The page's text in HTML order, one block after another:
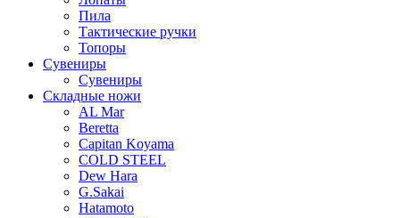
Пила
Тактические ручки
Топоры
Сувениры
Сувениры
Складные ножи
AL Mar
Beretta
Capitan Koyama
COLD STEEL
Dew Hara
G.Sakai
Hatamoto